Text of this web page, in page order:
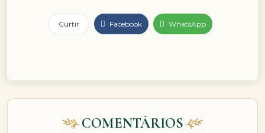
Curtir Facebook WhatsApp
COMENTÁRIOS